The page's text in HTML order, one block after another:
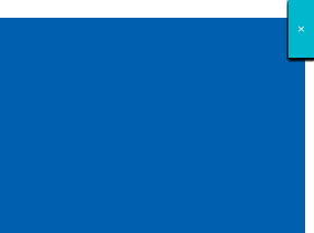
×
×
×
×
×
×
×
×
×
×
×
×
×
×
×
×
×
×
×
×
×
×
×
×
×
×
×
×
×
×
×
×